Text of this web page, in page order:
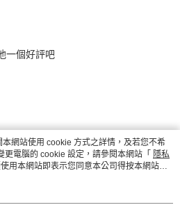
一個好評吧
網站使用 cookie 方式之詳情，及若您不希
電腦的 cookie 設定，請參閱本網站「 隱私
用本網站即表示您同意本公司得按本網站使